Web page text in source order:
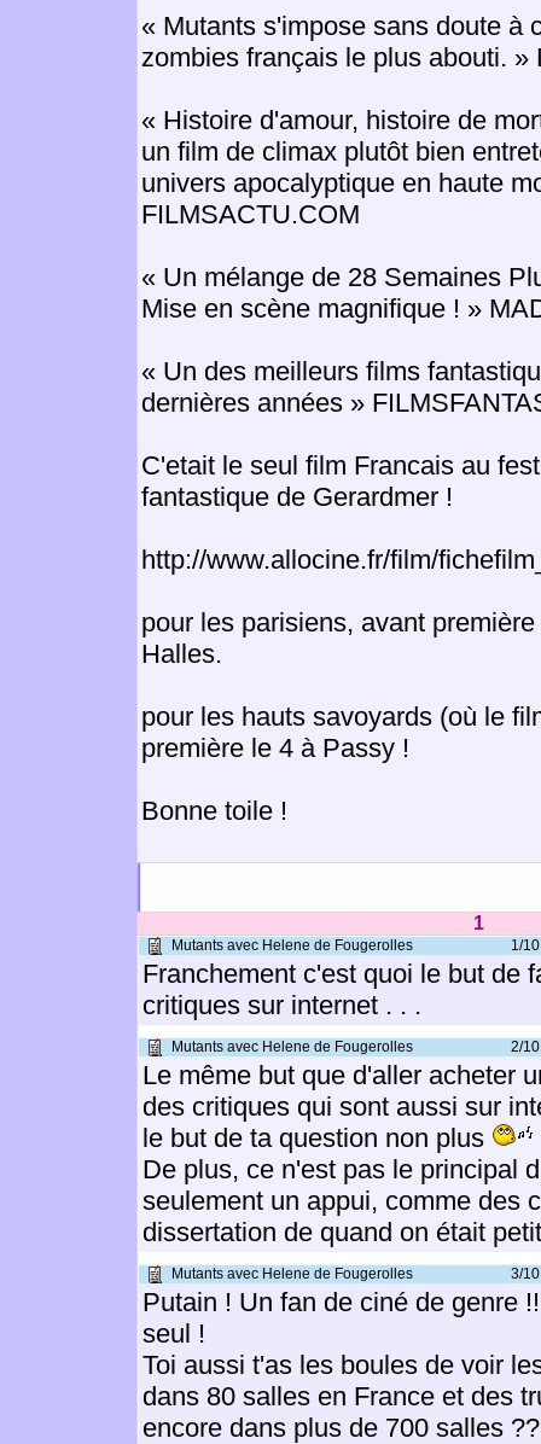
« Mutants s'impose sans doute à
zombies français le plus abouti. »
« Histoire d'amour, histoire de
un film de climax plutôt bien
univers apocalyptique en haute
FILMSACTU.COM
« Un mélange de 28 Semaines
Mise en scène magnifique ! »
« Un des meilleurs films
dernières années »
C'etait le seul film Francais au
fantastique de Gerardmer !
http://www.allocine.fr/film/
pour les parisiens, avant
Halles.
pour les hauts savoyards (où le
première le 4 à Passy !
Bonne toile !
1
Mutants avec Helene de Fougerolles 1/10
Franchement c'est quoi le but de
critiques sur internet . . .
Mutants avec Helene de Fougerolles 2/10
Le même but que d'aller acheter
des critiques qui sont aussi sur
le but de ta question non plus
De plus, ce n'est pas le principal
seulement un appui, comme des
dissertation de quand on était
Mutants avec Helene de Fougerolles 3/10
Putain ! Un fan de ciné de genre
seul !
Toi aussi t'as les boules de voir
dans 80 salles en France et des
encore dans plus de 700 salles